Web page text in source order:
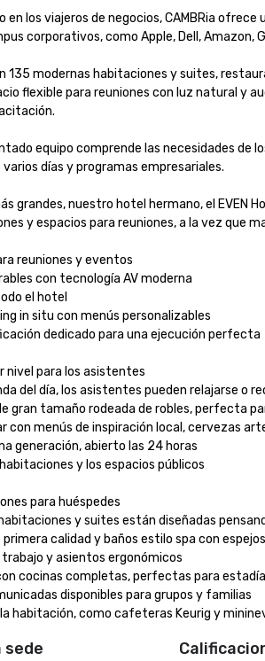
en los viajeros de negocios, CAMBRia
corporativos, como Apple, Dell, Amazon,
135 modernas habitaciones y suites,
flexible para reuniones con luz natural y
equipo comprende las necesidades de
días y programas empresariales.
grandes, nuestro hotel hermano, el EVEN
y espacios para reuniones, a la vez que
reuniones y eventos
con tecnología AV moderna
el hotel
in situ con menús personalizables
dedicado para una ejecución perfecta
nivel para los asistentes
del día, los asistentes pueden relajarse o
gran tamaño rodeada de robles, perfecta
con menús de inspiración local, cervezas
generación, abierto las 24 horas
y los espacios públicos
para huéspedes
y suites están diseñadas
primera calidad y baños estilo spa con
trabajo y asientos ergonómicos
cocinas completas, perfectas para
disponibles para grupos y familias
la habitación, como cafeteras Keurig y
sede